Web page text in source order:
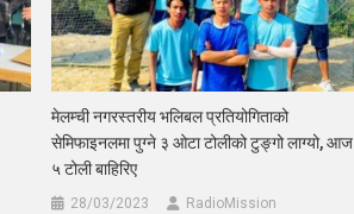
मेलम्ची नगरस्तरीय भलिबल प्रतियोगिताको
सेमिफाइनलमा पुग्ने ३ ओटा टोलीको टुङ्गो लाग्यो, आज
५ टोली बाहिरिए
28/03/2023 RadioMission